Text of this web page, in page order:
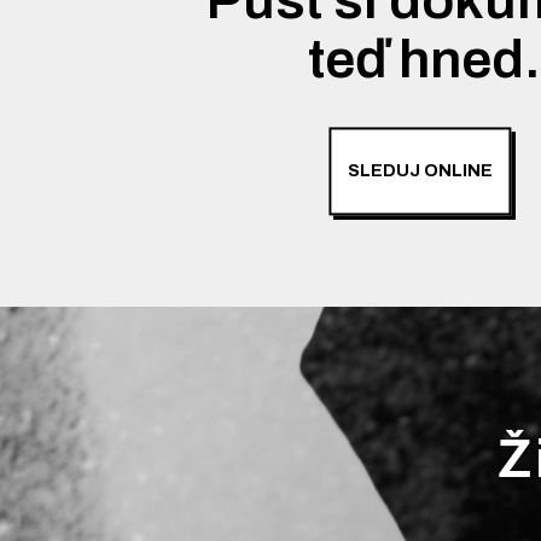
teď hned.
SLEDUJ ONLINE